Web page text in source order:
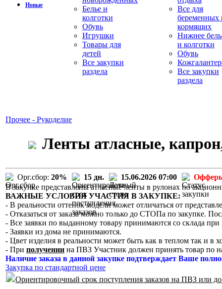
Новые
Белье и
колготки
Обувь
Игрушки
Товары для
детей
Все закупки
раздела
Все для
беременных
кормящих
Нижнее
и колготки
Обувь
Все закупки
раздела
Прочее - Рукоделие
Ленты атласные,
Орг.сбор: 20% 15 дн. 15.06.2026 07:00
В закупке представлены атласные ленты в рулонах по
ВАЖНЫЕ УСЛОВИЯ УЧАСТИЯ В ЗАКУПКЕ:
- В реальности оттенок модели может отличаться от
- Отказаться от заказа можно только до СТОПа по закупке.
- Все заявки по выданному товару принимаются со склада при
- Заявки из дома не принимаются.
- Цвет изделия в реальности может быть как в теплом так и в
- При получении на ПВЗ Участник должен принять товар по
Наличие заказа в данной закупке подтверждает Ваше
Закупка по стандартной цене
Ориентировочный срок поступления заказов на ПВЗ или